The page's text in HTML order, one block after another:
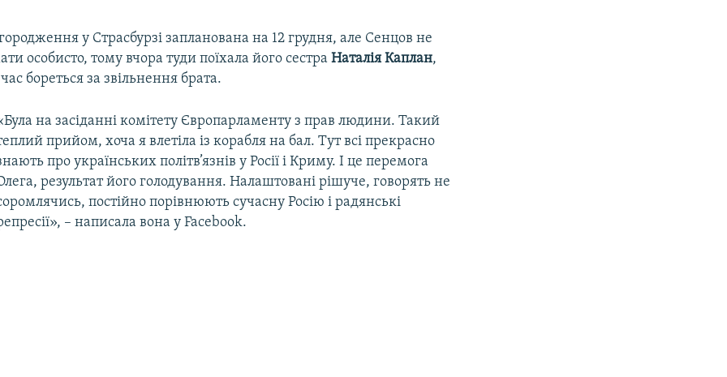
у Страсбурзі запланована на 12 грудня, але Сенцов не
особисто, тому вчора туди поїхала його сестраНаталія Каплан,
бореться за звільнення брата.
на засіданні комітету Європарламенту з прав людини. Такий
прийом, хоча я влетіла із корабля на бал. Тут всі прекрасно
про українських політв’язнів у Росії і Криму. І це перемога
результат його голодування. Налаштовані рішуче, говорять не
постійно порівнюють сучасну Росію і радянські
– написала вона у Facebook.